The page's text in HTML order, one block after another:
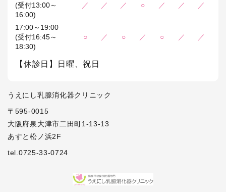
(受付13:00～
16:00)
／ ／ ／ ○ ／ ／ ／
17:00～19:00
(受付16:45～
18:30)
○ ／ ○ ／ ○ ／ ／
【休診日】日曜、祝日
うえにし乳腺消化器クリニック
〒595-0015
大阪府泉大津市二田町1-13-13
あすと松ノ浜2F
tel.0725-33-0724